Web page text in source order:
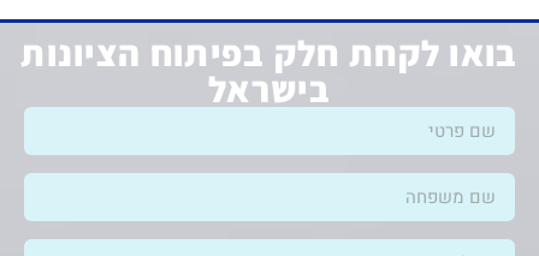
בואו לקחת חלק בפיתוח הציונות
בישראל